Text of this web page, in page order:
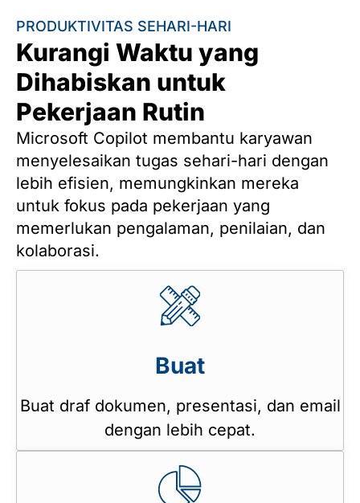
PRODUKTIVITAS SEHARI-HARI
Kurangi Waktu yang
Dihabiskan untuk
Pekerjaan Rutin
Microsoft Copilot membantu karyawan
menyelesaikan tugas sehari-hari dengan
lebih efisien, memungkinkan mereka
untuk fokus pada pekerjaan yang
memerlukan pengalaman, penilaian, dan
kolaborasi.
Buat
Buat draf dokumen, presentasi, dan email
dengan lebih cepat.